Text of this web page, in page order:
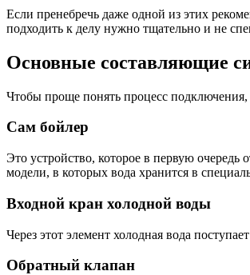
Если пренебречь даже одной из этих
подходить к делу нужно тщательно и не
Основные составляющие
Чтобы проще понять процесс
Сам бойлер
Это устройство, которое в первую
модели, в которых вода хранится в
Входной кран холодной воды
Через этот элемент холодная вода
Обратный клапан